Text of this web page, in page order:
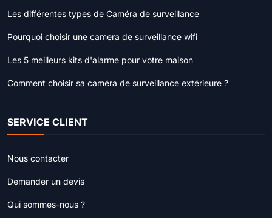
Les différentes types de Caméra de surveillance
Pourquoi choisir une camera de surveillance wifi
Les 5 meilleurs kits d'alarme pour votre maison
Comment choisir sa caméra de surveillance extérieure ?
SERVICE CLIENT
Nous contacter
Demander un devis
Qui sommes-nous ?